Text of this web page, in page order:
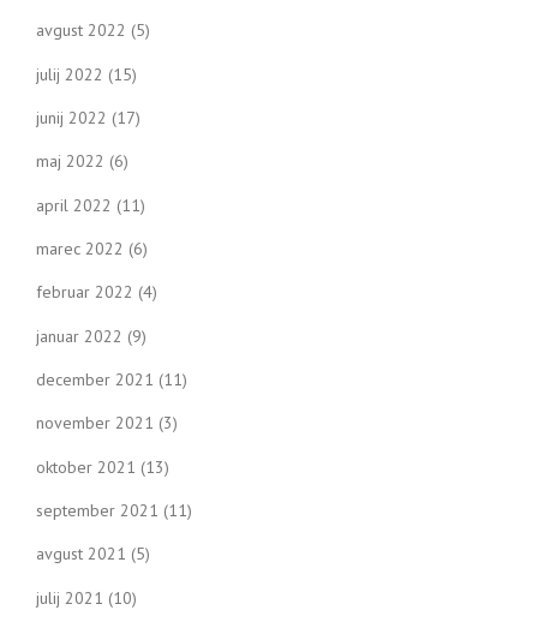
avgust 2022 (5)
julij 2022 (15)
junij 2022 (17)
maj 2022 (6)
april 2022 (11)
marec 2022 (6)
februar 2022 (4)
januar 2022 (9)
december 2021 (11)
november 2021 (3)
oktober 2021 (13)
september 2021 (11)
avgust 2021 (5)
julij 2021 (10)